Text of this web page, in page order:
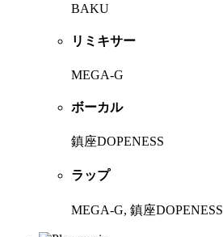
BAKU
リミキサー
MEGA-G
ボーカル
鎮座DOPENESS
ラップ
MEGA-G, 鎮座DOPENESS